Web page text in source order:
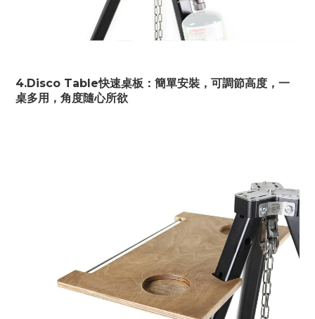
4.Disco Table快速桌板：簡單安裝，可調節高度，一
桌多用，角度隨心所欲